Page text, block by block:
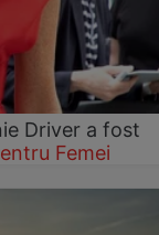
Driver a fost
Femei